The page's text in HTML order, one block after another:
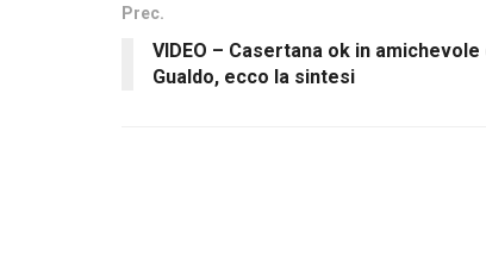
Prec.
VIDEO – Casertana ok in amichevole
Gualdo, ecco la sintesi